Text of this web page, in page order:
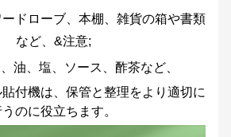
ドローブ、本棚、雑貨の箱や書類
など、&注意;
油、塩、ソース、酢茶など
付機は、保管と整理をより適切に
のに役立ちます。